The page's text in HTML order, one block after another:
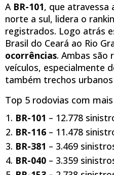
A BR-101, que atravessa
norte a sul, lidera o
registrados. Logo atrás
Brasil do Ceará ao Rio
ocorrências. Ambas são
veículos, especialmente
também trechos
Top 5 rodovias com
BR-101 – 12.778
BR-116 – 11.478
BR-381 – 3.469
BR-040 – 3.359